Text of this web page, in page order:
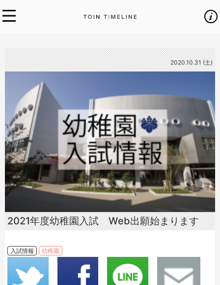
2020.10.31 (土)
2021年度幼稚園入試 Web出願始まります
入試情報 幼稚園